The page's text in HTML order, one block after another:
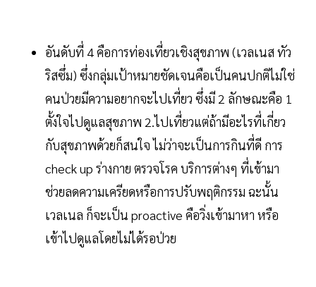
อันดับที่ 4 คือการท่องเที่ยวเชิงสุขภาพ (เวลเนส ทัว
ริสซึ่ม) ซึ่งกลุ่มเป้าหมายชัดเจนคือเป็นคนปกติไม่ใช่
คนป่วยมีความอยากจะไปเที่ยว ซึ่งมี 2 ลักษณะคือ 1
ตั้งใจไปดูแลสุขภาพ 2.ไปเที่ยวแต่ถ้ามีอะไรที่เกี่ยว
กับสุขภาพด้วยก็สนใจ ไม่ว่าจะเป็นการกินที่ดี การ
check up ร่างกาย ตรวจโรค บริการต่างๆ ที่เข้ามา
ช่วยลดความเครียดหรือการปรับพฤติกรรม ฉะนั้น
เวลเนล ก็จะเป็น proactive คือวิ่งเข้ามาหา หรือ
เข้าไปดูแลโดยไม่ได้รอป่วย